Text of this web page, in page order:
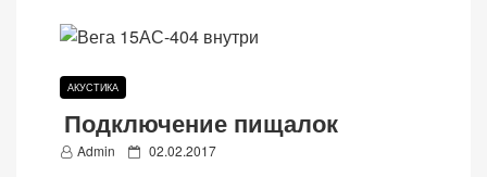
АКУСТИКА
Подключение пищалок
Admin
P 02.02.2017